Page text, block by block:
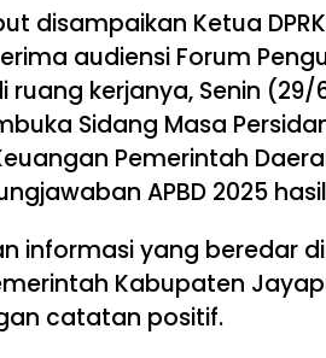
disampaikan Ketua
audiensi Forum
ruang kerjanya, Senin
Sidang Masa
Pemerintah
APBD 2025
informasi yang beredar
Kabupaten
catatan positif.